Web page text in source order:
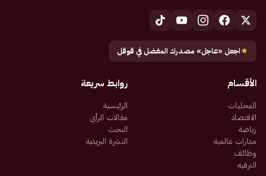
★اجعل «عاجل» مصدرك المفضل في قوقل
الأقسام
المحليات
الاقتصاد
رياضة
مدارات عالمية
وظائف
الترفيه
روابط سريعة
الرئيسية
مقالات الرأي
البحث
النشرة البريدية